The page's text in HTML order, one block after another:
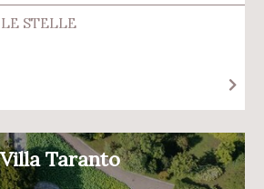
STELLE
Villa Taranto